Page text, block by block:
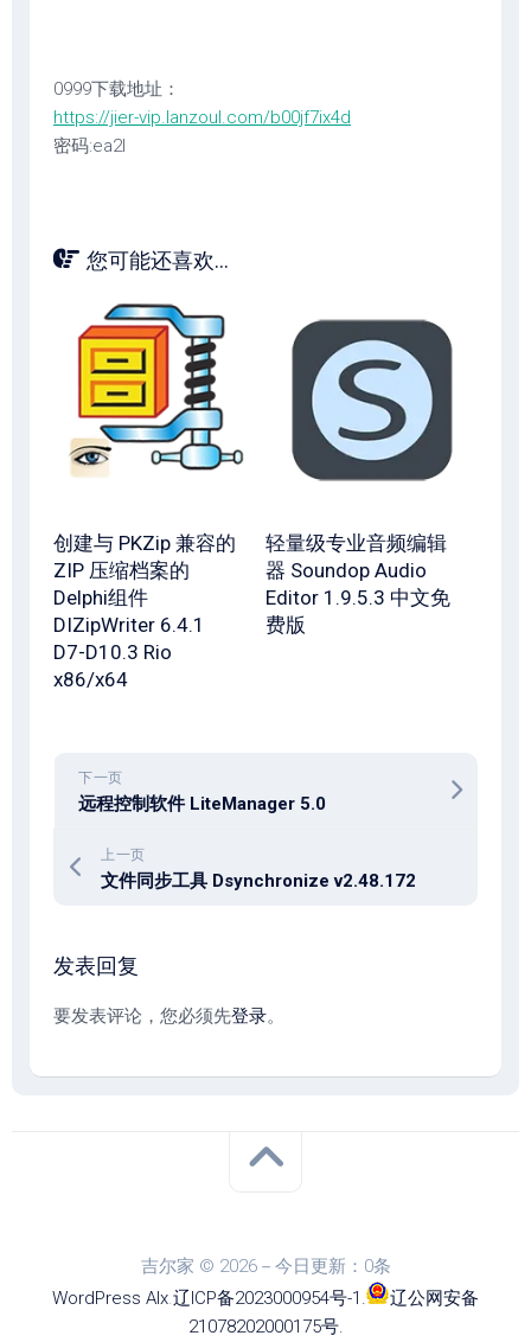
0999下载地址：
https://jier-vip.lanzoul.com/b00jf7ix4d
密码:ea2l
您可能还喜欢...
创建与 PKZip 兼容的
ZIP 压缩档案的
Delphi组件
DIZipWriter 6.4.1
D7-D10.3 Rio
x86/x64
轻量级专业音频编辑
器 Soundop Audio
Editor 1.9.5.3 中文免
费版
下一页
远程控制软件 LiteManager 5.0
上一页
文件同步工具 Dsynchronize v2.48.172
发表回复
要发表评论，您必须先登录。
吉尔家 © 2026－今日更新：0条
WordPress Alx.辽ICP备2023000954号-1 .
辽公网安备
21078202000175号.